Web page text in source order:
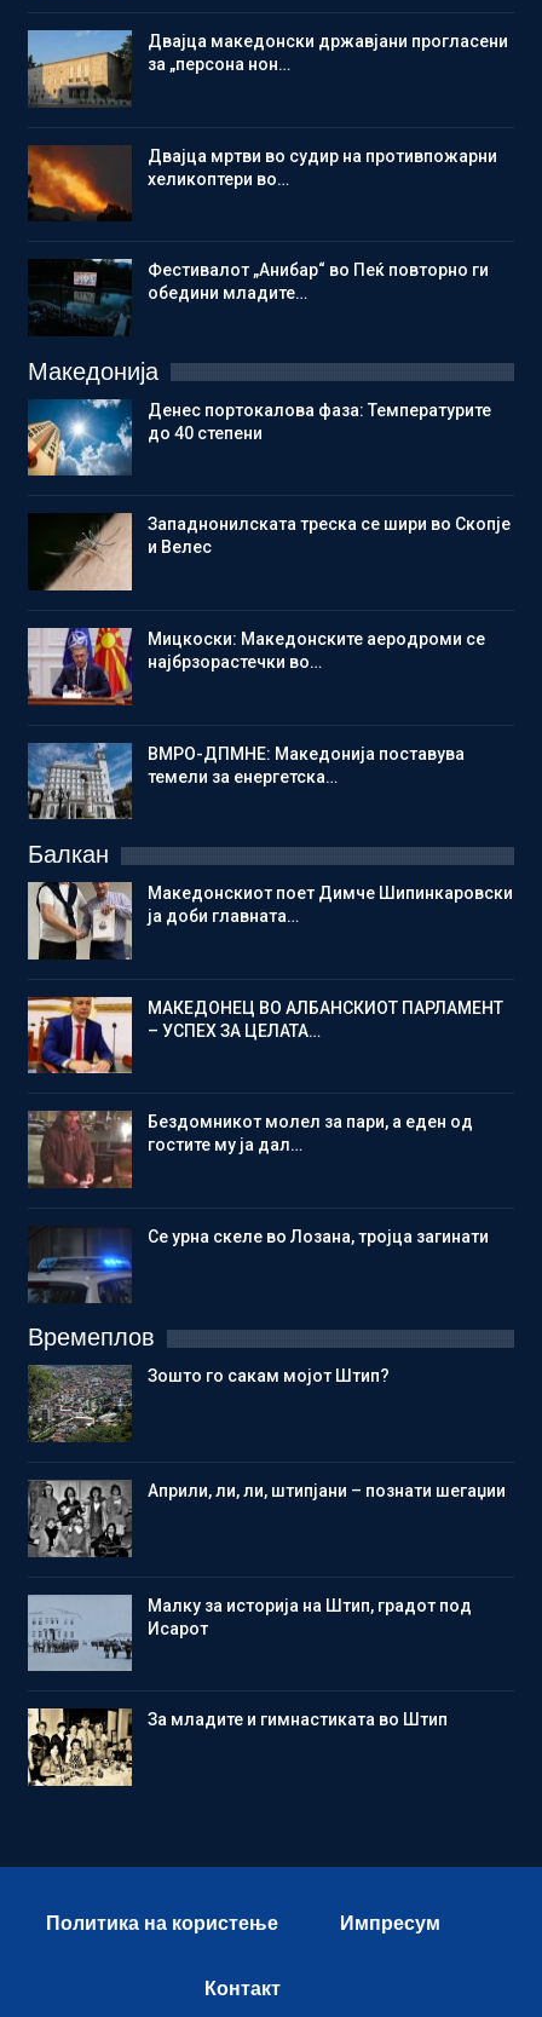
Двајца македонски државјани прогласени
за „персона нон…
Двајца мртви во судир на противпожарни
хеликоптери во…
Фестивалот „Анибар“ во Пеќ повторно ги
обедини младите…
Македонија
Денес портокалова фаза: Температурите
до 40 степени
Западнонилската треска се шири во Скопје
и Велес
Мицкоски: Македонските аеродроми се
најбрзорастечки во…
ВМРО-ДПМНЕ: Македонија поставува
темели за енергетска…
Балкан
Македонскиот поет Димче Шипинкаровски
ја доби главната…
МАКЕДОНЕЦ ВО АЛБАНСКИОТ ПАРЛАМЕНТ
– УСПЕХ ЗА ЦЕЛАТА…
Бездомникот молел за пари, а еден од
гостите му ја дал…
Се урна скеле во Лозана, тројца загинати
Времеплов
Зошто го сакам мојот Штип?
Aприли, ли, ли, штипјани – познати шегаџии
Малку за историја на Штип, градот под
Исарот
Зa младите и гимнастиката во Штип
Политика на користење Импресум
Контакт